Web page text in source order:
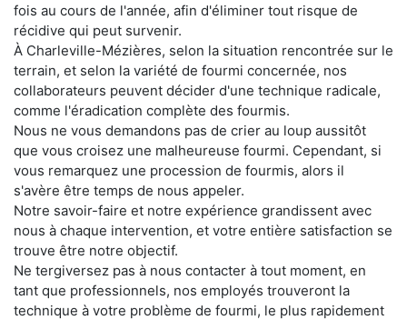
fois au cours de l'année, afin d'éliminer tout risque de
récidive qui peut survenir.
À Charleville-Mézières, selon la situation rencontrée sur le
terrain, et selon la variété de fourmi concernée, nos
collaborateurs peuvent décider d'une technique radicale,
comme l'éradication complète des fourmis.
Nous ne vous demandons pas de crier au loup aussitôt
que vous croisez une malheureuse fourmi. Cependant, si
vous remarquez une procession de fourmis, alors il
s'avère être temps de nous appeler.
Notre savoir-faire et notre expérience grandissent avec
nous à chaque intervention, et votre entière satisfaction se
trouve être notre objectif.
Ne tergiversez pas à nous contacter à tout moment, en
tant que professionnels, nos employés trouveront la
technique à votre problème de fourmi, le plus rapidement